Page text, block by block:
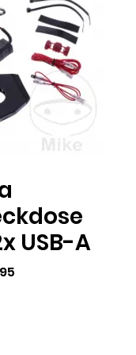
USB-A